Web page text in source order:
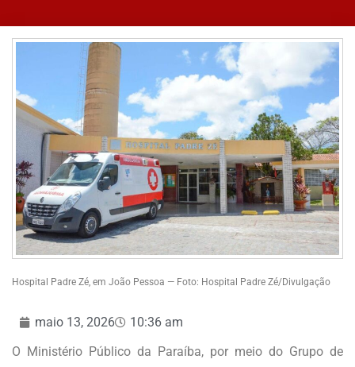
Hospital Padre Zé, em João Pessoa — Foto: Hospital Padre Zé/Divulgação
maio 13, 2026
10:36 am
O Ministério Público da Paraíba, por meio do Grupo de